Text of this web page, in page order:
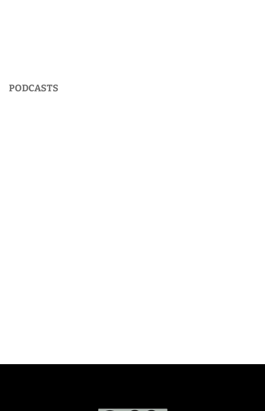
PODCASTS